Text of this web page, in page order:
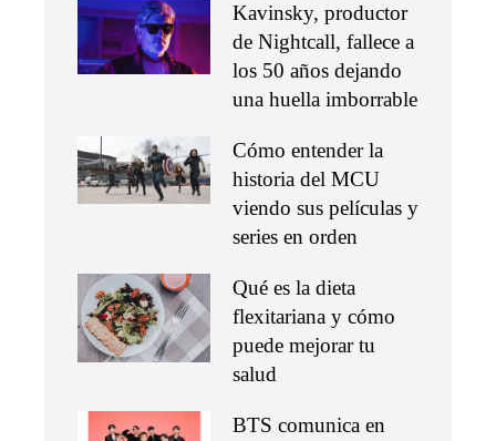
Kavinsky, productor
de Nightcall, fallece a
los 50 años dejando
una huella imborrable
Cómo entender la
historia del MCU
viendo sus películas y
series en orden
Qué es la dieta
flexitariana y cómo
puede mejorar tu
salud
BTS comunica en